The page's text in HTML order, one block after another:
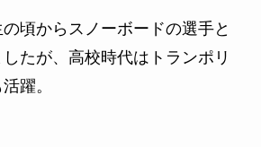
頃からスノーボードの選手と
たが、高校時代はトランポリ
躍。